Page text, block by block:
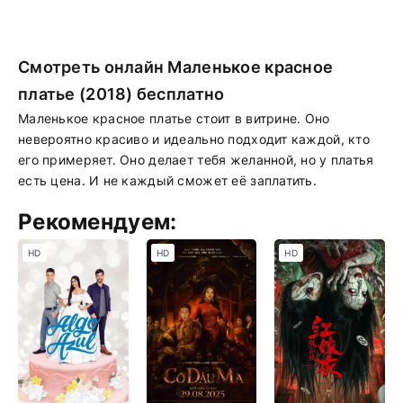
Смотреть онлайн Маленькое красное
платье (2018) бесплатно
Маленькое красное платье стоит в витрине. Оно
невероятно красиво и идеально подходит каждой, кто
его примеряет. Оно делает тебя желанной, но у платья
есть цена. И не каждый сможет её заплатить.
Рекомендуем:
HD HD HD